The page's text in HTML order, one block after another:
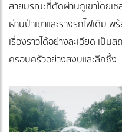
สายมรณะที่ตัดผ่านภูเขาโดยเ
ผ่านป่าเขาและรางรถไฟเดิ
เรื่องราวได้อย่างละเอียด เป็
ครอบครัวอย่างสงบและลึกซึ้ง